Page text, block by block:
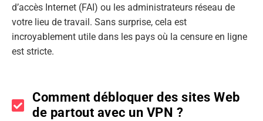
d’accès Internet (FAI) ou les administrateurs réseau de
votre lieu de travail. Sans surprise, cela est
incroyablement utile dans les pays où la censure en ligne
est stricte.
Comment débloquer des sites Web
de partout avec un VPN ?